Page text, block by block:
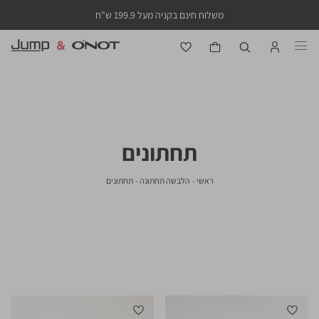
משלוח חינם בקניה מעל 199.9 ש"ח
תחתונים
ראשי ראשי
הלבשה תחתונה הלבשה
תחתונים